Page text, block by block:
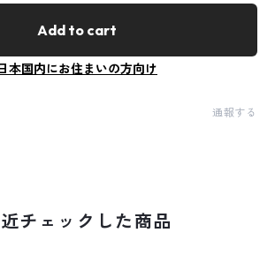
Add to cart
本国内にお住まいの方向け
通報する
チェックした商品